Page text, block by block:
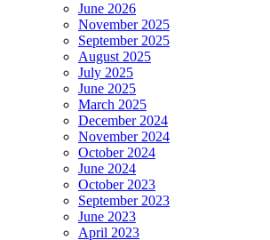
June 2026
November 2025
September 2025
August 2025
July 2025
June 2025
March 2025
December 2024
November 2024
October 2024
June 2024
October 2023
September 2023
June 2023
April 2023